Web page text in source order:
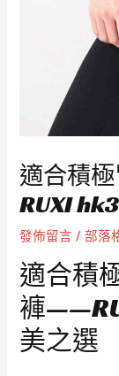
適合積
RUXI
發佈留言 /部落
適合積
褲
美之選